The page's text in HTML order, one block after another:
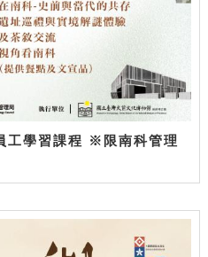
工學習課程 ※限南科管理